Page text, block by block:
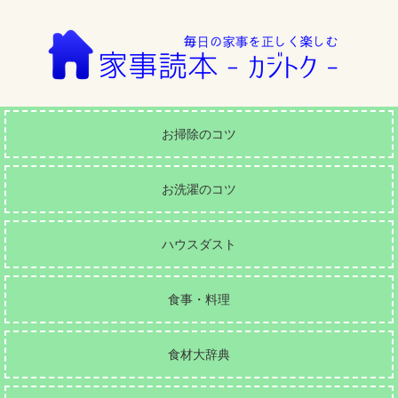
お掃除のコツ
お洗濯のコツ
ハウスダスト
食事・料理
食材大辞典